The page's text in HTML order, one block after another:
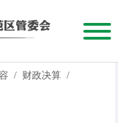
/ 财政决算 /